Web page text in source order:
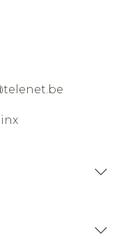
telenet.be